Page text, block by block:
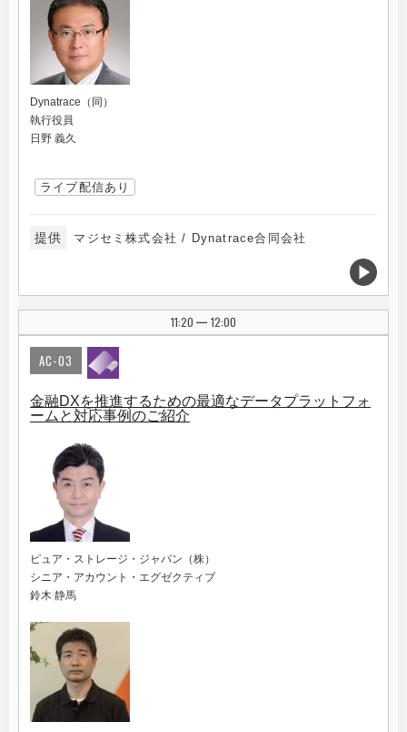
Dynatrace（同）
執行役員
日野 義久
ライブ配信あり
提供 マジセミ株式会社 / Dynatrace合同会社
11:20 | 12:00
AC-03
金融DXを推進するための最適なデータプラットフォ
ームと対応事例のご紹介
ピュア・ストレージ・ジャパン（株）
シニア・アカウント・エグゼクティブ
鈴木 静馬